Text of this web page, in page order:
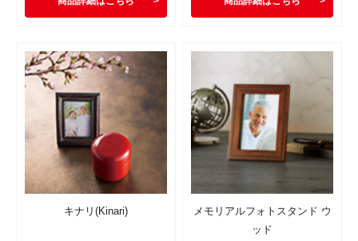
キナリ(Kinari)
メモリアルフォトスタンド ウ
ッド